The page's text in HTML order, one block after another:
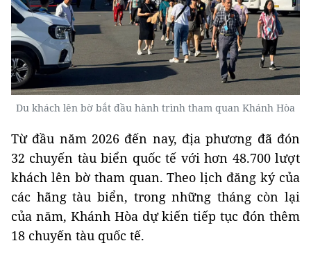
Du khách lên bờ bắt đầu hành trình tham quan Khánh Hòa
Từ đầu năm 2026 đến nay, địa phương đã đón
32 chuyến tàu biển quốc tế với hơn 48.700 lượt
khách lên bờ tham quan. Theo lịch đăng ký của
các hãng tàu biển, trong những tháng còn lại
của năm, Khánh Hòa dự kiến tiếp tục đón thêm
18 chuyến tàu quốc tế.